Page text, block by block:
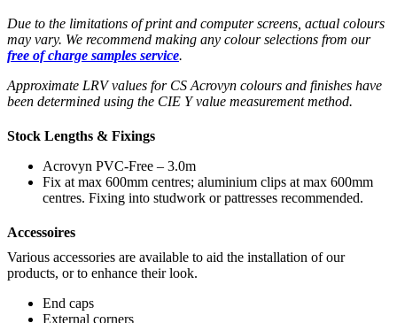
Due to the limitations of print and computer screens, actual colours
may vary. We recommend making any colour selections from our
free of charge samples service.
Approximate LRV values for CS Acrovyn colours and finishes have
been determined using the CIE Y value measurement method.
Stock Lengths & Fixings
Acrovyn PVC-Free – 3.0m
Fix at max 600mm centres; aluminium clips at max 600mm
centres. Fixing into studwork or pattresses recommended.
Accessoires
Various accessories are available to aid the installation of our
products, or to enhance their look.
End caps
External corners